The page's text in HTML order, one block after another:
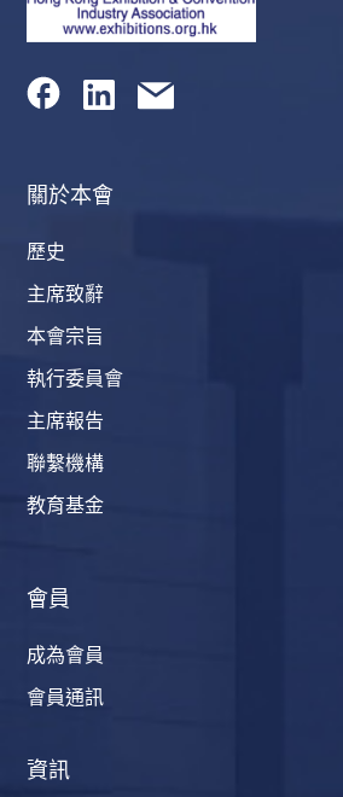
關於本會
歷史
主席致辭
本會宗旨
執行委員會
主席報告
聯繫機構
教育基金
會員
成為會員
會員通訊
資訊